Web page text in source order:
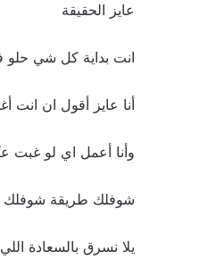
عايز الحقيقة
انت بداية كل شي حلو
أنا عايز أقول ان انت
وأنا أعمل اي لو غبت
شوفلك طريقة شوفلك
يلا نسرق بالسعادة